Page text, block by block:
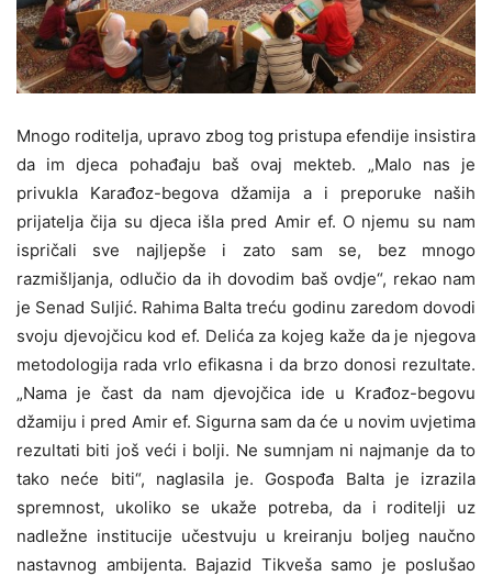
Mnogo roditelja, upravo zbog tog pristupa efendije insistira
da im djeca pohađaju baš ovaj mekteb. „Malo nas je
privukla Karađoz-begova džamija a i preporuke naših
prijatelja čija su djeca išla pred Amir ef. O njemu su nam
ispričali sve najljepše i zato sam se, bez mnogo
razmišljanja, odlučio da ih dovodim baš ovdje“, rekao nam
je Senad Suljić. Rahima Balta treću godinu zaredom dovodi
svoju djevojčicu kod ef. Delića za kojeg kaže da je njegova
metodologija rada vrlo efikasna i da brzo donosi rezultate.
„Nama je čast da nam djevojčica ide u Krađoz-begovu
džamiju i pred Amir ef. Sigurna sam da će u novim uvjetima
rezultati biti još veći i bolji. Ne sumnjam ni najmanje da to
tako neće biti“, naglasila je. Gospođa Balta je izrazila
spremnost, ukoliko se ukaže potreba, da i roditelji uz
nadležne institucije učestvuju u kreiranju boljeg naučno
nastavnog ambijenta. Bajazid Tikveša samo je poslušao